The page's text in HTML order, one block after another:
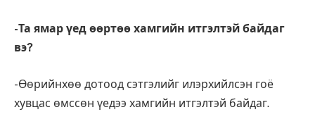
-Та ямар үед өөртөө хамгийн итгэлтэй байдаг
вэ?
-Өөрийнхөө дотоод сэтгэлийг илэрхийлсэн гоё
хувцас өмссөн үедээ хамгийн итгэлтэй байдаг.